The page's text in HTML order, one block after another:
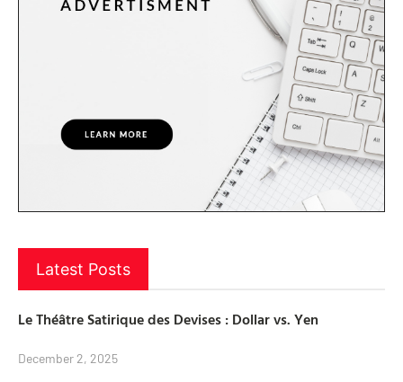
Latest Posts
Le Théâtre Satirique des Devises : Dollar vs. Yen
December 2, 2025